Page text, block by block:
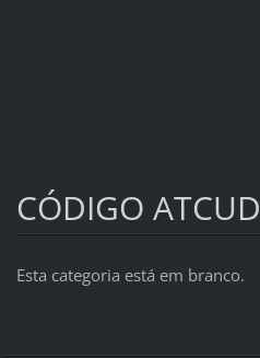
CÓDIGO ATCUD
Esta categoria está em branco.